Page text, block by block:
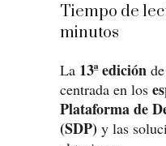
Tiempo de
minutos
La 13ª edición
centrada en los
Plataforma de
(SDP) y las